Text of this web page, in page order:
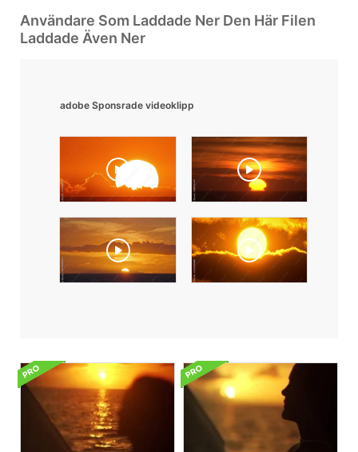
Användare Som Laddade Ner Den Här Filen
Laddade Även Ner
adobe Sponsrade videoklipp